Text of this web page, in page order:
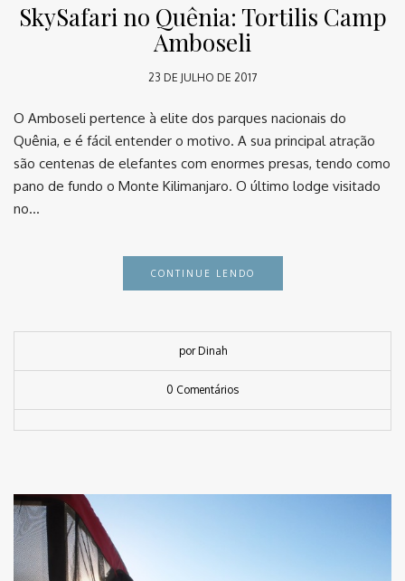
SkySafari no Quênia: Tortilis Camp
Amboseli
23 DE JULHO DE 2017
O Amboseli pertence à elite dos parques nacionais do
Quênia, e é fácil entender o motivo. A sua principal atração
são centenas de elefantes com enormes presas, tendo como
pano de fundo o Monte Kilimanjaro. O último lodge visitado
no…
CONTINUE LENDO
por Dinah
0 Comentários